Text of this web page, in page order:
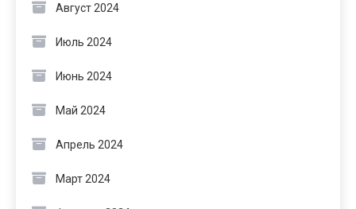
Август 2024
Июль 2024
Июнь 2024
Май 2024
Апрель 2024
Март 2024